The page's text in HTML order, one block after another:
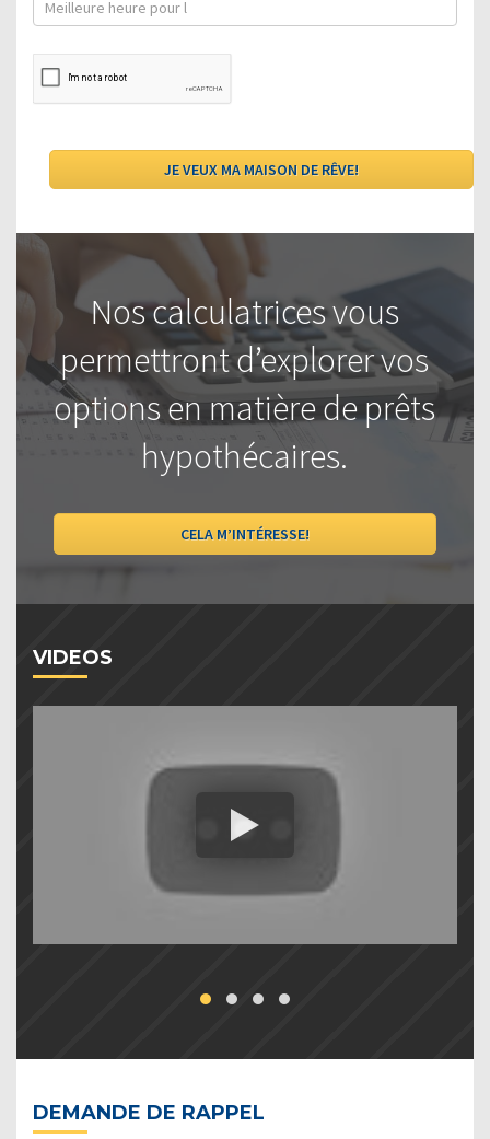
Nos calculatrices vous
permettront d’explorer vos
options en matière de prêts
hypothécaires.
CELA M’INTÉRESSE!
VIDEOS
DEMANDE DE RAPPEL